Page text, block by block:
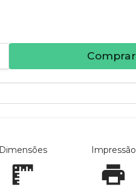
Comprar
Dimensões Impressão